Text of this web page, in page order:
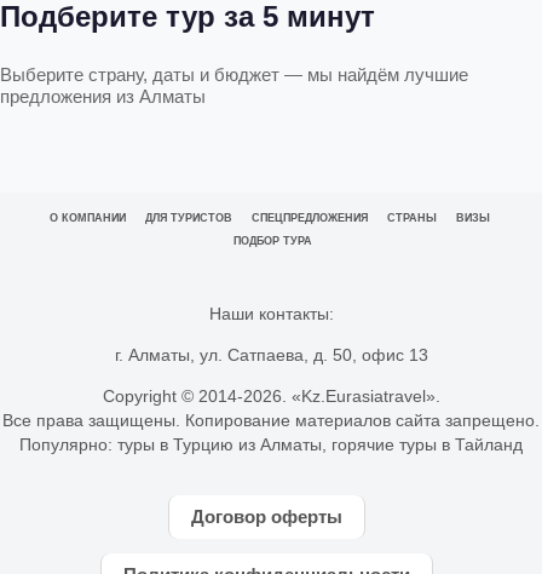
Подберите тур за 5 минут
Выберите страну, даты и бюджет — мы найдём лучшие
предложения из Алматы
О КОМПАНИИ ДЛЯ ТУРИСТОВ СПЕЦПРЕДЛОЖЕНИЯ СТРАНЫ
ВИЗЫ
ПОДБОР ТУРА
Наши контакты:
г. Алматы, ул. Сатпаева, д. 50, офис 13
Copyright © 2014-2026. «Kz.Eurasiatravel».
Все права защищены. Копирование материалов сайта запрещено.
Популярно: туры в Турцию из Алматы горячие туры в Тайланд
Договор оферты